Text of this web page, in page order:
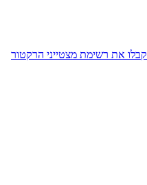
קבלו את רשימת מצטייני הרקטור